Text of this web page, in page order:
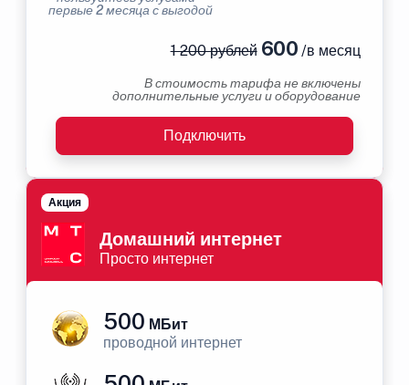
первые 2 месяца с выгодой
1 200 рублей600 /в месяц
В стоимость тарифа не включены
дополнительные услуги и оборудование
Подключить
Домашний интернет
Просто интернет
Акция
500 МБит
проводной интернет